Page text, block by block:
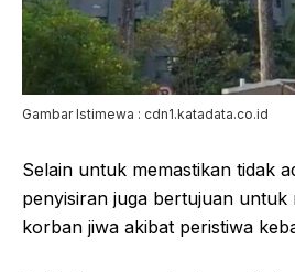
Gambar Istimewa : cdn1.katadata.co.id
Selain untuk memastikan tidak
penyisiran juga bertujuan untuk
korban jiwa akibat peristiwa